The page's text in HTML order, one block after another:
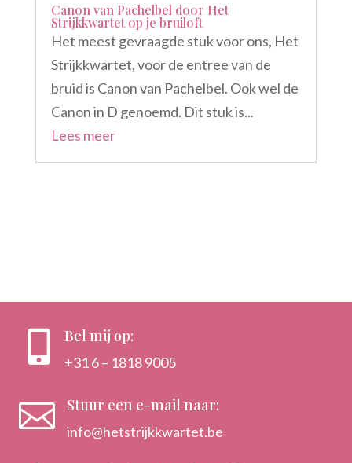
Canon van Pachelbel door Het
Strijkkwartet op je bruiloft
Het meest gevraagde stuk voor ons, Het
Strijkkwartet, voor de entree van de
bruid is Canon van Pachelbel. Ook wel de
Canon in D genoemd. Dit stuk is...
Lees meer
 Bel mij op:
+31 6 – 1818 9005
 Stuur een e-mail naar:
info@hetstrijkkwartet.be